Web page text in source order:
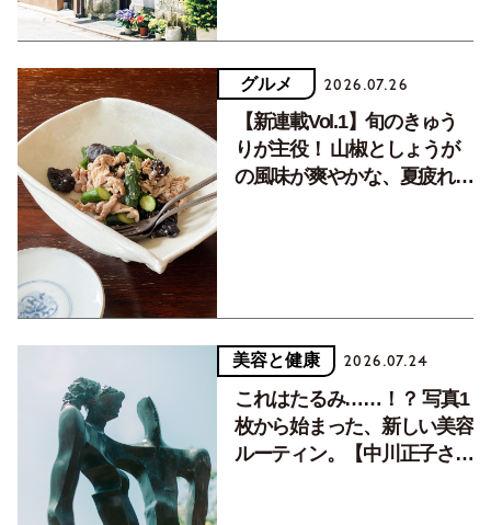
グルメ 2026.07.26
【新連載Vol.1】旬のきゅう
りが主役！ 山椒としょうが
の風味が爽やかな、夏疲れを
美容と健康 2026.07.24
これはたるみ……！？ 写真1
枚から始まった、新しい美容
ルーティン。【中川正子さん